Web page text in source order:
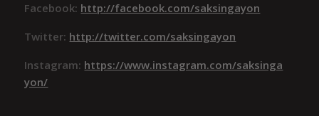
Facebook: http://facebook.com/saksingayon
Twitter: http://twitter.com/saksingayon
Instagram: https://www.instagram.com/saksinga
yon/